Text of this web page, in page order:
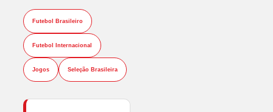
Futebol Brasileiro
Futebol Internacional
Jogos Seleção Brasileira